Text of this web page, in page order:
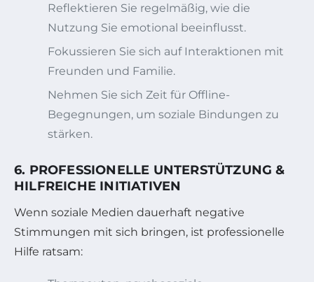
Reflektieren Sie regelmäßig, wie die
Nutzung Sie emotional beeinflusst.
Fokussieren Sie sich auf Interaktionen mit
Freunden und Familie.
Nehmen Sie sich Zeit für Offline-
Begegnungen, um soziale Bindungen zu
stärken.
6. PROFESSIONELLE UNTERSTÜTZUNG &
HILFREICHE INITIATIVEN
Wenn soziale Medien dauerhaft negative
Stimmungen mit sich bringen, ist professionelle
Hilfe ratsam: